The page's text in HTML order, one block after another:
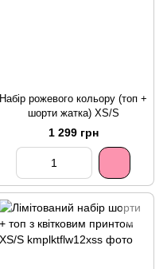
Набір рожевого кольору (топ +
шорти жатка) XS/S
1 299 грн